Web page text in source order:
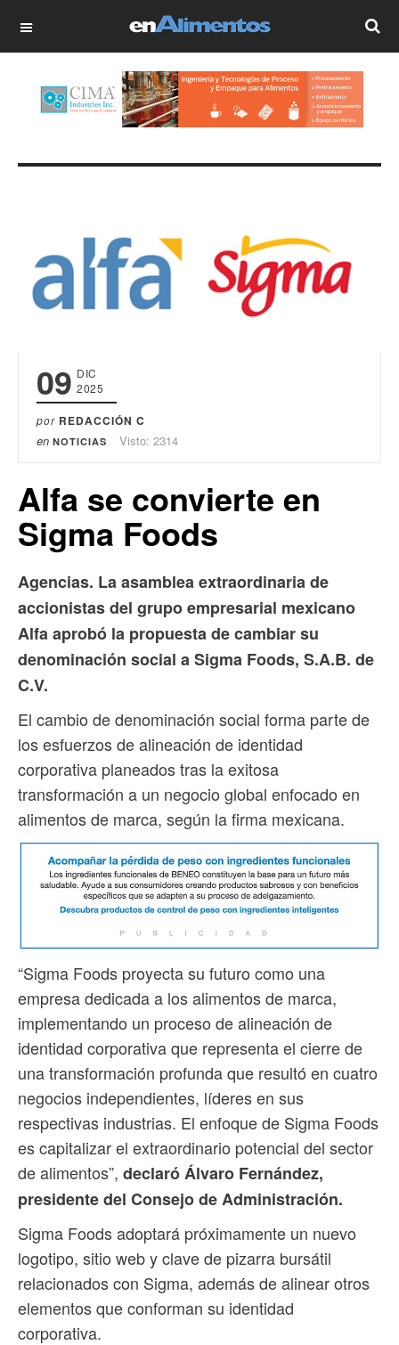
OFF CANVAS
09 DIC
2025
por REDACCIÓN C
en NOTICIAS Visto: 2314
Alfa se convierte en
Sigma Foods
Agencias. La asamblea extraordinaria de
accionistas del grupo empresarial mexicano
Alfa aprobó la propuesta de cambiar su
denominación social a Sigma Foods, S.A.B. de
C.V.
El cambio de denominación social forma parte de
los esfuerzos de alineación de identidad
corporativa planeados tras la exitosa
transformación a un negocio global enfocado en
alimentos de marca, según la firma mexicana.
“Sigma Foods proyecta su futuro como una
empresa dedicada a los alimentos de marca,
implementando un proceso de alineación de
identidad corporativa que representa el cierre de
una transformación profunda que resultó en cuatro
negocios independientes, líderes en sus
respectivas industrias. El enfoque de Sigma Foods
es capitalizar el extraordinario potencial del sector
de alimentos”, declaró Álvaro Fernández,
presidente del Consejo de Administración.
Sigma Foods adoptará próximamente un nuevo
logotipo, sitio web y clave de pizarra bursátil
relacionados con Sigma, además de alinear otros
elementos que conforman su identidad
corporativa.